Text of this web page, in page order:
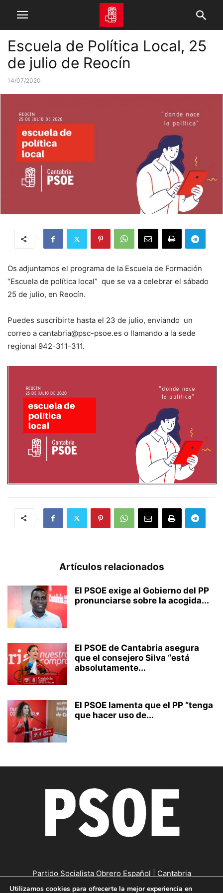
Escuela de Política Local, 25
de julio de Reocín
14/07/2020
Os adjuntamos el programa de la Escuela de Formación
“Escuela de política local” que se va a celebrar el sábado
25 de julio, en Reocín.
Puedes suscribirte hasta el 23 de julio, enviando un
correo a cantabria@psc-psoe.es o llamando a la sede
regional 942-311-311.
Artículos relacionados
El PSOE exige al Gobierno del PP
pronunciarse sobre la acogida...
El PSOE de Cantabria asegura
que el consejero Silva “está
absolutamente...
El PSOE lamenta que el PP “tenga
que hacer uso de...
Partido Socialista Obrero Español | Cantabria
Utilizamos cookies para ofrecerte la mejor experiencia en